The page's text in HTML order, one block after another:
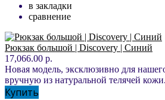
в закладки
сравнение
Рюкзак большой | Discovery | Синий
17,066.00 р.
Новая модель, эксклюзивно для
вручную из натуральной телячей
Купить